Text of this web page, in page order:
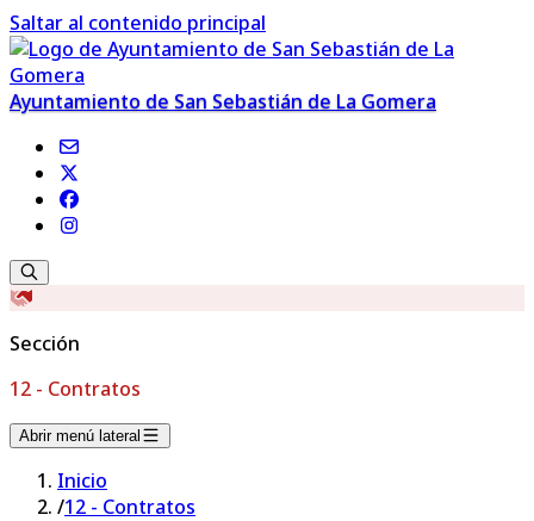
Saltar al contenido principal
Ayuntamiento de San Sebastián de La Gomera
Sección
12 - Contratos
Abrir menú lateral
Inicio
/12 - Contratos